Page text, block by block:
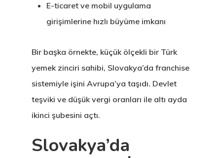
E-ticaret ve mobil uygulama
girişimlerine hızlı büyüme imkanı
Bir başka örnekte, küçük ölçekli bir Türk
yemek zinciri sahibi, Slovakya’da franchise
sistemiyle işini Avrupa’ya taşıdı. Devlet
teşviki ve düşük vergi oranları ile altı ayda
ikinci şubesini açtı.
Slovakya’da
Vize Programı
GDPR
İletişim